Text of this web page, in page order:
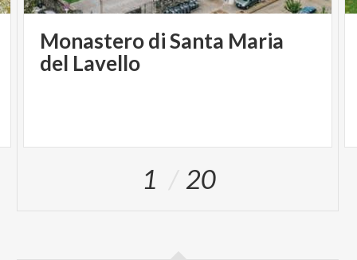
Monastero di Santa Maria
del Lavello
1 20